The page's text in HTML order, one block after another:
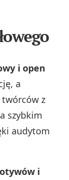
i open
a
twórców z
szybkim
audytom
i